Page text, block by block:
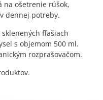
na ošetrenie rúšok,
dennej potreby.
fľašiach
s objemom 500 ml.
rozprašovačom.